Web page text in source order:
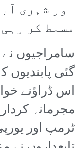
اور شہری
مسلط کر
سامراجیوں
گئی پابندیوں
اس ڈراؤنے
مجرمانہ
ٹرمپ اور